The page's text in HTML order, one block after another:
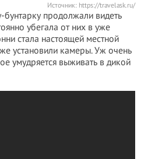
Источник: https://travelask.ru/
продолжали видеть
убегала от них в уже
стала настоящей местной
установили камеры. Уж очень
умудряется выживать в дикой